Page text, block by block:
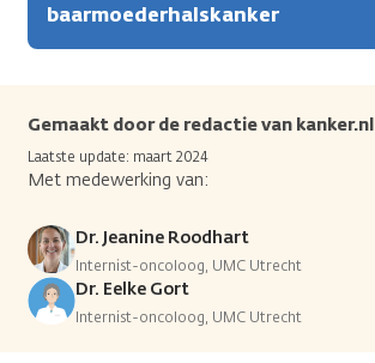
baarmoederhalskanker
Gemaakt door de redactie van kanker.nl
Laatste update: maart 2024
Met medewerking van:
Dr. Jeanine Roodhart
Internist-oncoloog, UMC Utrecht
Dr. Eelke Gort
Internist-oncoloog, UMC Utrecht